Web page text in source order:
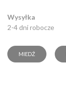
Wysyłka
2-4 dni robocze
MIEDŹ